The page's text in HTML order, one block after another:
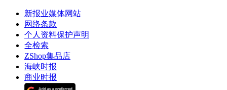
新报业媒体网站
网络条款
个人资料保护声明
全检索
ZShop集品店
海峡时报
商业时报